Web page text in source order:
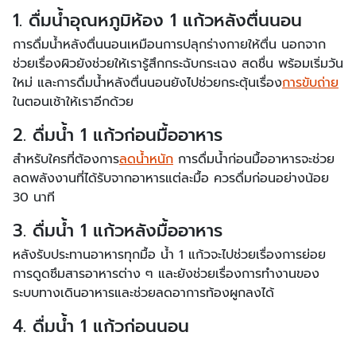
1. ดื่มน้ำอุณหภูมิห้อง 1 แก้วหลังตื่นนอน
การดื่มน้ำหลังตื่นนอนเหมือนการปลุกร่างกายให้ตื่น นอกจาก
ช่วยเรื่องผิวยังช่วยให้เรารู้สึกกระฉับกระเฉง สดชื่น พร้อมเริ่มวัน
ใหม่ และการดื่มน้ำหลังตื่นนอนยังไปช่วยกระตุ้นเรื่องการขับถ่าย
ในตอนเช้าให้เราอีกด้วย
2. ดื่มน้ำ 1 แก้วก่อนมื้ออาหาร
สำหรับใครที่ต้องการลดน้ำหนัก การดื่มน้ำก่อนมื้ออาหารจะช่วย
ลดพลังงานที่ได้รับจากอาหารแต่ละมื้อ ควรดื่มก่อนอย่างน้อย
30 นาที
3. ดื่มน้ำ 1 แก้วหลังมื้ออาหาร
หลังรับประทานอาหารทุกมื้อ น้ำ 1 แก้วจะไปช่วยเรื่องการย่อย
การดูดซึมสารอาหารต่าง ๆ และยังช่วยเรื่องการทำงานของ
ระบบทางเดินอาหารและช่วยลดอาการท้องผูกลงได้
4. ดื่มน้ำ 1 แก้วก่อนนอน